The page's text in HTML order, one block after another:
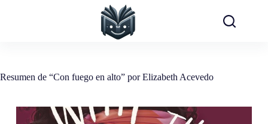
Resumen de “Con fuego en alto” por Elizabeth Acevedo